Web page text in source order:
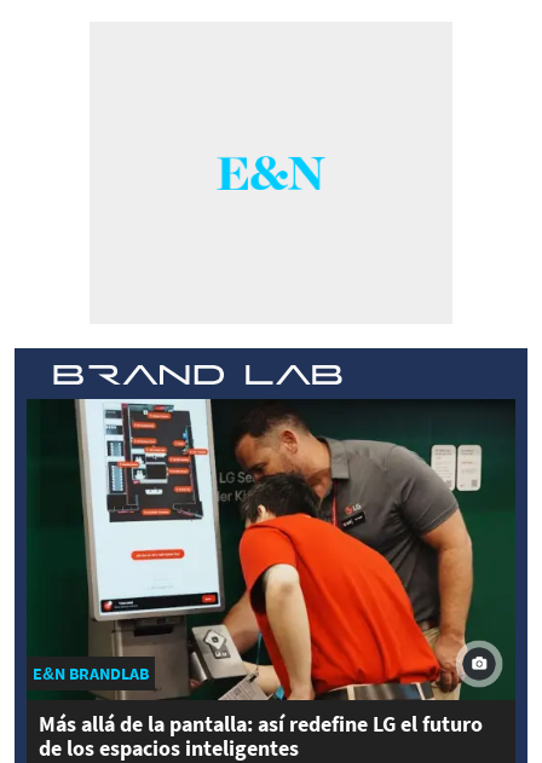
E&N BRANDLAB
Más allá de la pantalla: así redefine LG el futuro
de los espacios inteligentes